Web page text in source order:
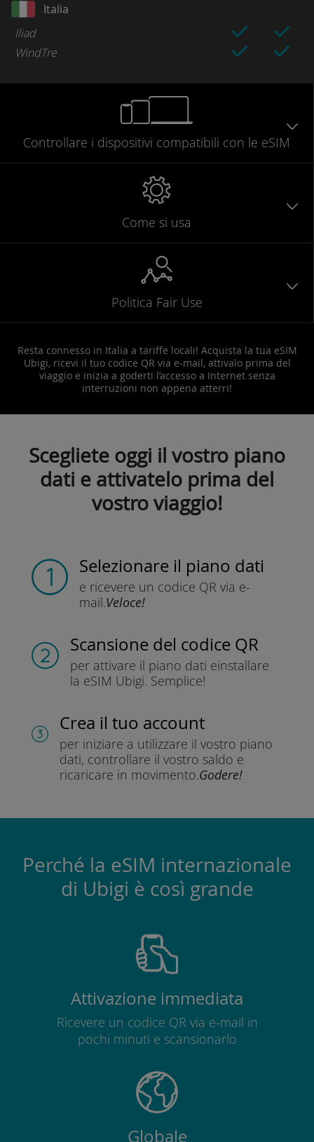
Italia
Iliad
WindTre
Controllare i dispositivi compatibili con le eSIM
Come si usa
Politica Fair Use
Resta connesso in Italia a tariffe locali! Acquista la tua eSIM
Ubigi, ricevi il tuo codice QR via e-mail, attivalo prima del
viaggio e inizia a goderti l’accesso a Internet senza
interruzioni non appena atterri!
Scegliete oggi il vostro piano
dati e attivatelo prima del
vostro viaggio!
Selezionare il piano dati
e ricevere un codice QR via e-
mail.Veloce!
Scansione del codice QR
per attivare il piano dati einstallare
la eSIM Ubigi. Semplice!
Crea il tuo account
per iniziare a utilizzare il vostro piano
dati, controllare il vostro saldo e
ricaricare in movimento.Godere!
Perché la eSIM internazionale
di Ubigi è così grande
Attivazione immediata
Ricevere un codice QR via e-mail in
pochi minuti e scansionarlo
Globale